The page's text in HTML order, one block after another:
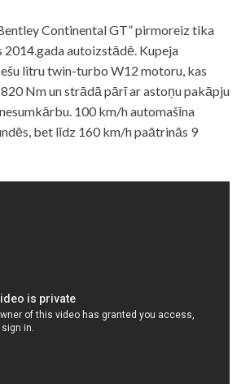
Continental GT” pirmoreiz tika
2014.gada autoizstādē. Kupeja
litru twin-turbo W12 motoru, kas
Nm un strādā pārī ar astoņu pakāpju
100 km/h automašīna
bet līdz 160 km/h paātrinās 9